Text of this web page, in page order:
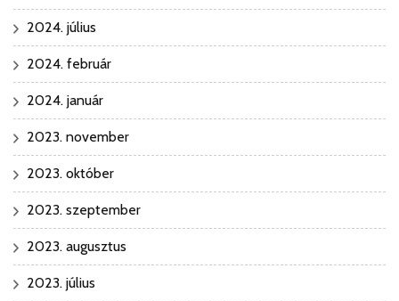
2024. július
2024. február
2024. január
2023. november
2023. október
2023. szeptember
2023. augusztus
2023. július